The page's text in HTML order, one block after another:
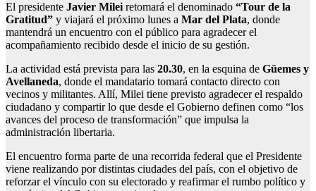
El presidente Javier Mileiretomará el denominado “Tour de la
Gratitud” y viajará el próximo lunes a Mar del Plata, donde
mantendrá un encuentro con el público para agradecer el
acompañamiento recibido desde el inicio de su gestión.
La actividad está prevista para las 20.30, en la esquina de Güemes y
Avellaneda, donde el mandatario tomará contacto directo con
vecinos y militantes. Allí, Milei tiene previsto agradecer el respaldo
ciudadano y compartir lo que desde el Gobierno definen como “los
avances del proceso de transformación” que impulsa la
administración libertaria.
El encuentro forma parte de una recorrida federal que el Presidente
viene realizando por distintas ciudades del país, con el objetivo de
reforzar el vínculo con su electorado y reafirmar el rumbo político y